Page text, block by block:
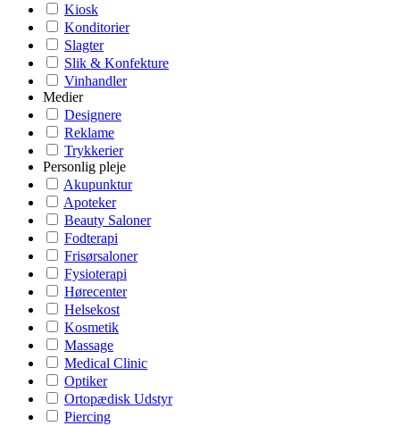
Kiosk
Konditorier
Slagter
Slik & Konfekture
Vinhandler
Medier
Designere
Reklame
Trykkerier
Personlig pleje
Akupunktur
Apoteker
Beauty Saloner
Fodterapi
Frisørsaloner
Fysioterapi
Hørecenter
Helsekost
Kosmetik
Massage
Medical Clinic
Optiker
Ortopædisk Udstyr
Piercing